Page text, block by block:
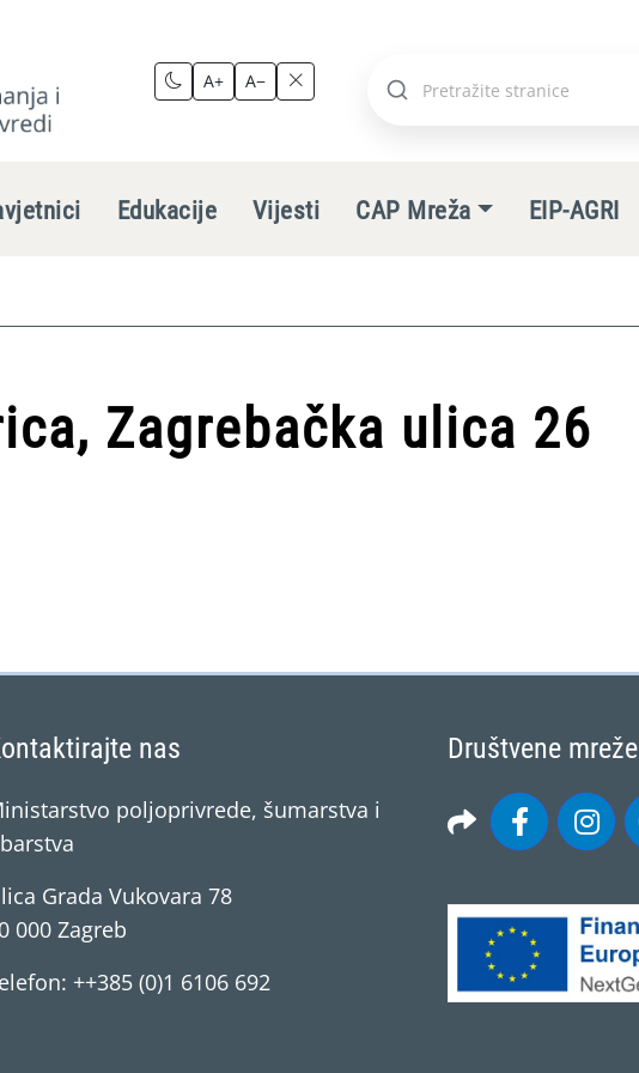
A+ A−
Pretraži
Edukacije Vijesti CAP Mreža EIP-AGRI
Zagrebačka ulica 26
nas
poljoprivrede, šumarstva i
Grada Vukovara 78
000 Zagreb
++385 (0)1 6106 692
Društvene mreže